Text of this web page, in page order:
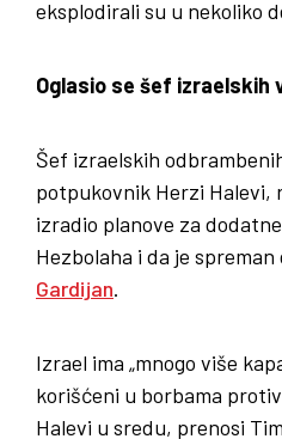
eksplodirali su u nekoliko
Oglasio se šef izraelskih
Šef izraelskih
potpukovnik Herzi Halevi,
izradio planove za
Hezbolaha i da je
Gardijan.
Izrael ima „mnogo više
korišćeni u borbama
Halevi u sredu, prenosi